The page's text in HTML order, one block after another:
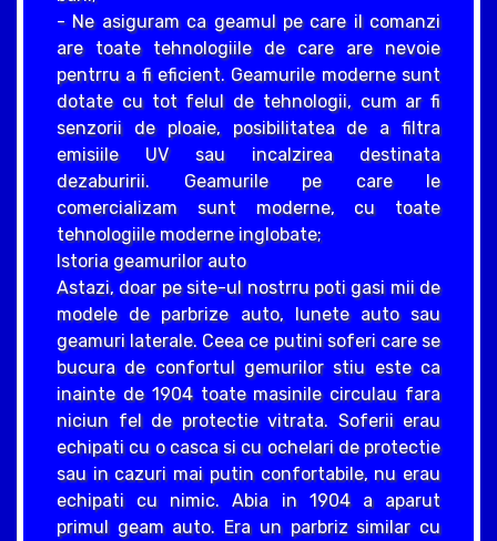
- Ne asiguram ca geamul pe care il comanzi
are toate tehnologiile de care are nevoie
pentrru a fi eficient. Geamurile moderne sunt
dotate cu tot felul de tehnologii, cum ar fi
senzorii de ploaie, posibilitatea de a filtra
emisiile UV sau incalzirea destinata
dezaburirii. Geamurile pe care le
comercializam sunt moderne, cu toate
tehnologiile moderne inglobate;
Istoria geamurilor auto
Astazi, doar pe site-ul nostrru poti gasi mii de
modele de parbrize auto, lunete auto sau
geamuri laterale. Ceea ce putini soferi care se
bucura de confortul gemurilor stiu este ca
inainte de 1904 toate masinile circulau fara
niciun fel de protectie vitrata. Soferii erau
echipati cu o casca si cu ochelari de protectie
sau in cazuri mai putin confortabile, nu erau
echipati cu nimic. Abia in 1904 a aparut
primul geam auto. Era un parbriz similar cu